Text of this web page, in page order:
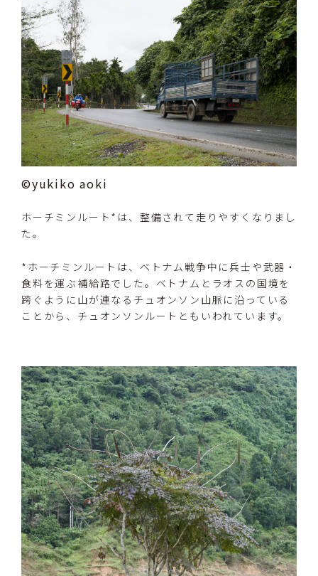
©yukiko aoki
ホーチミンルート*は、整備されて走りやすくなりまし
た。
*ホーチミンルートは、ベトナム戦争中に兵士や武器・
食料を運ぶ補給路でした。ベトナムとラオスの国境を
跨ぐように山が連なるチュオンソン山脈に沿っている
ことから、チュオンソンルートともいわれています。